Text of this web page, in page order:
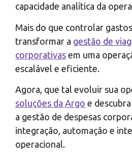
capacidade analítica da
Mais do que controlar
transformar a gestão de
corporativas em uma
escalável e eficiente.
Agora, que tal evoluir sua
soluções da Argo e
a gestão de despesas
integração, automação e
operacional.